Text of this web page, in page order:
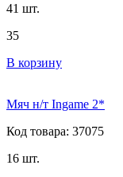
41 шт.
35
В корзину
Мяч н/т Ingame 2*
Код товара: 37075
16 шт.